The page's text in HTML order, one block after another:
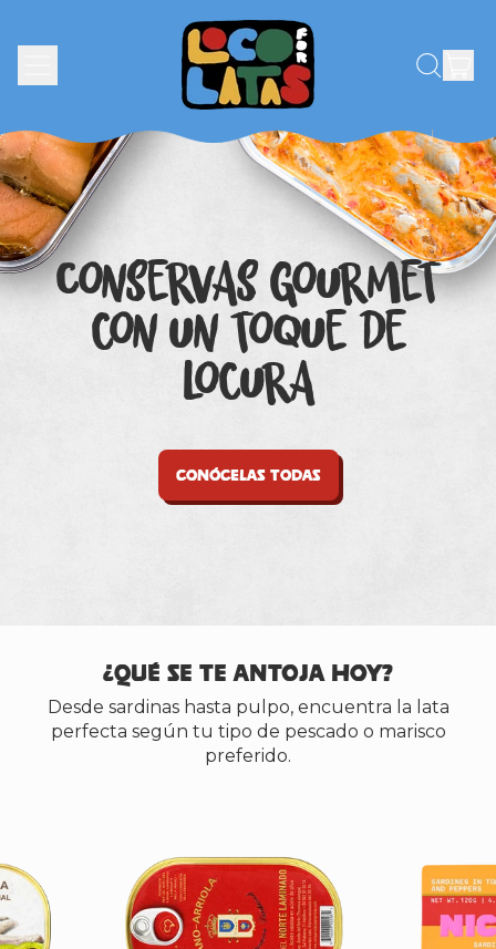
BUSCAR
PÁGINA
WEB
Conservas gourmet
con un toque de
locura
Conócelas todas
¿Qué se te antoja hoy?
Desde sardinas hasta pulpo, encuentra la lata
perfecta según tu tipo de pescado o marisco
preferido.